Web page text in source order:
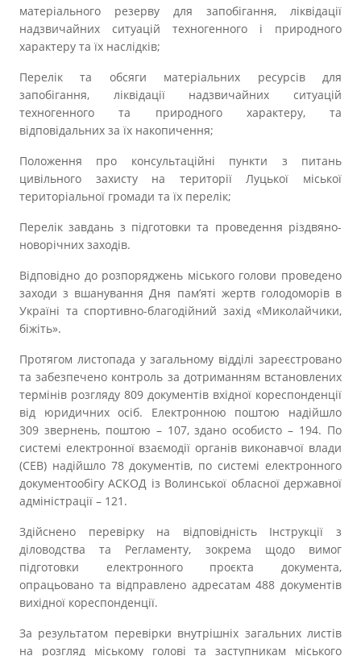
матеріального резерву для запобігання, ліквідації
надзвичайних ситуацій техногенного і природного
характеру та їх наслідків;
Перелік та обсяги матеріальних ресурсів для
запобігання, ліквідації надзвичайних ситуацій
техногенного та природного характеру, та
відповідальних за їх накопичення;
Положення про консультаційні пункти з питань
цивільного захисту на території Луцької міської
територіальної громади та їх перелік;
Перелік завдань з підготовки та проведення різдвяно-
новорічних заходів.
Відповідно до розпоряджень міського голови проведено
заходи з вшанування Дня пам’яті жертв голодоморів в
Україні та спортивно-благодійний захід «Миколайчики,
біжіть».
Протягом листопада у загальному відділі зареєстровано
та забезпечено контроль за дотриманням встановлених
термінів розгляду 809 документів вхідної кореспонденції
від юридичних осіб. Електронною поштою надійшло
309 звернень, поштою – 107, здано особисто – 194. По
системі електронної взаємодії органів виконавчої влади
(СЕВ) надійшло 78 документів, по системі електронного
документообігу АСКОД із Волинської обласної державної
адміністрації – 121.
Здійснено перевірку на відповідність Інструкції з
діловодства та Регламенту, зокрема щодо вимог
підготовки електронного проєкта документа,
опрацьовано та відправлено адресатам 488 документів
вихідної кореспонденції.
За результатом перевірки внутрішніх загальних листів
на розгляд міському голові та заступникам міського